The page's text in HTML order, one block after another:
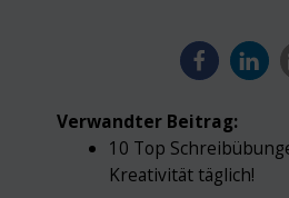
Verwandter Beitrag:
10 Top
Kreativität täglich!